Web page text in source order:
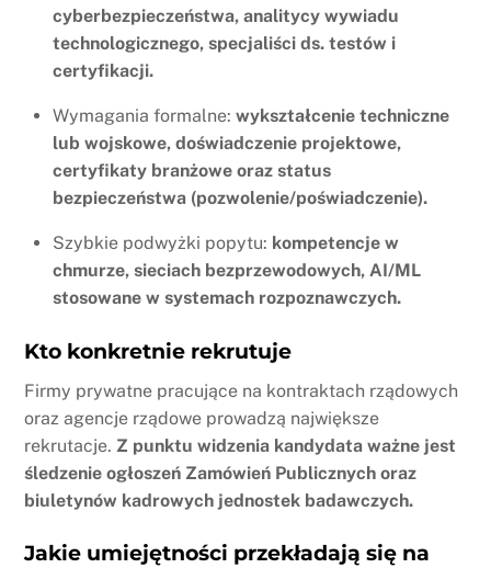
cyberbezpieczeństwa, analitycy wywiadu
technologicznego, specjaliści ds. testów i
certyfikacji.
Wymagania formalne: wykształcenie techniczne
lub wojskowe, doświadczenie projektowe,
certyfikaty branżowe oraz status
bezpieczeństwa (pozwolenie/poświadczenie).
Szybkie podwyżki popytu: kompetencje w
chmurze, sieciach bezprzewodowych, AI/ML
stosowane w systemach rozpoznawczych.
Kto konkretnie rekrutuje
Firmy prywatne pracujące na kontraktach rządowych
oraz agencje rządowe prowadzą największe
rekrutacje. Z punktu widzenia kandydata ważne jest
śledzenie ogłoszeń Zamówień Publicznych oraz
biuletynów kadrowych jednostek badawczych.
Jakie umiejętności przekładają się na